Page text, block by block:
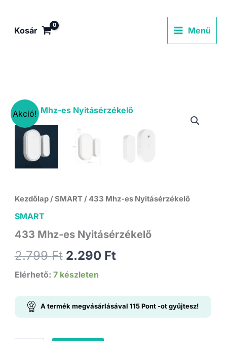
content
Kosár Menü
Akció!
Kezdőlap/SMART/ 433 Mhz-es Nyitásérzékelő
SMART
433 Mhz-es Nyitásérzékelő
2.799Ft Original
price
was:
2.799 Ft.
2.290 FtCurrent
is:
2.290 Ft.
Elérhető: 7 készleten
A termék megvásárlásával 115Pont-ot gyűjtesz!